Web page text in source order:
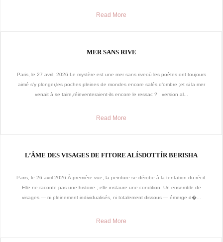
Read More
MER SANS RIVE
Paris, le 27 avril, 2026 Le mystère est une mer sans riveoù les poètes ont toujours
aimé s’y plonger,les poches pleines de mondes encore salés d’ombre ;et si la mer
venait à se taire,réinventeraient-ils encore le ressac ? version al...
Read More
L’ÂME DES VISAGES DE FITORE ALÍSDOTTÍR BERISHA
Paris, le 26 avril 2026 À première vue, la peinture se dérobe à la tentation du récit.
Elle ne raconte pas une histoire ; elle instaure une condition. Un ensemble de
visages — ni pleinement individualisés, ni totalement dissous — émerge d�...
Read More